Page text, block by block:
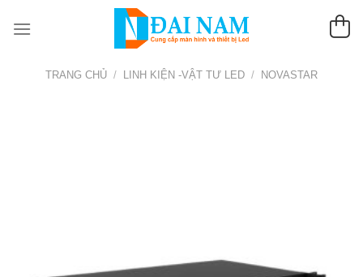
đến
TRANG CHỦ / LINH KIỆN -VẬT TƯ LED / NOVASTAR